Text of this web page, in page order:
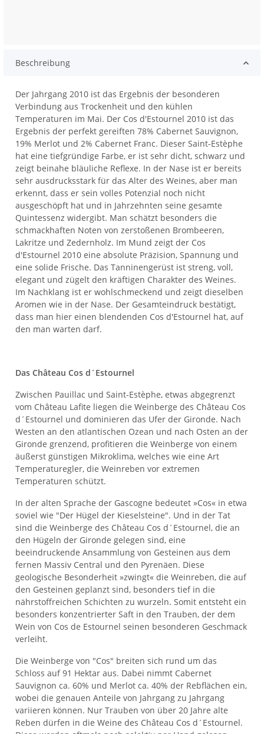
Beschreibung
Der Jahrgang 2010 ist das Ergebnis der besonderen
Verbindung aus Trockenheit und den kühlen
Temperaturen im Mai. Der Cos d'Estournel 2010 ist das
Ergebnis der perfekt gereiften 78% Cabernet Sauvignon,
19% Merlot und 2% Cabernet Franc. Dieser Saint-Estèphe
hat eine tiefgründige Farbe, er ist sehr dicht, schwarz und
zeigt beinahe bläuliche Reflexe. In der Nase ist er bereits
sehr ausdrucksstark für das Alter des Weines, aber man
erkennt, dass er sein volles Potenzial noch nicht
ausgeschöpft hat und in Jahrzehnten seine gesamte
Quintessenz widergibt. Man schätzt besonders die
schmackhaften Noten von zerstoßenen Brombeeren,
Lakritze und Zedernholz. Im Mund zeigt der Cos
d'Estournel 2010 eine absolute Präzision, Spannung und
eine solide Frische. Das Tanninengerüst ist streng, voll,
elegant und zügelt den kräftigen Charakter des Weines.
Im Nachklang ist er wohlschmeckend und zeigt dieselben
Aromen wie in der Nase. Der Gesamteindruck bestätigt,
dass man hier einen blendenden Cos d'Estournel hat, auf
den man warten darf.
Das Château Cos d´Estournel
Zwischen Pauillac und Saint-Estèphe, etwas abgegrenzt
vom Château Lafite liegen die Weinberge des Château Cos
d´Estournel und dominieren das Ufer der Gironde. Nach
Westen an den atlantischen Ozean und nach Osten an der
Gironde grenzend, profitieren die Weinberge von einem
äußerst günstigen Mikroklima, welches wie eine Art
Temperaturegler, die Weinreben vor extremen
Temperaturen schützt.
In der alten Sprache der Gascogne bedeutet »Cos« in etwa
soviel wie "Der Hügel der Kieselsteine". Und in der Tat
sind die Weinberge des Château Cos d´Estournel, die an
den Hügeln der Gironde gelegen sind, eine
beeindruckende Ansammlung von Gesteinen aus dem
fernen Massiv Central und den Pyrenäen. Diese
geologische Besonderheit »zwingt« die Weinreben, die auf
den Gesteinen geplanzt sind, besonders tief in die
nährstoffreichen Schichten zu wurzeln. Somit entsteht ein
besonders konzentrierter Saft in den Trauben, der dem
Wein von Cos de Estournel seinen besonderen Geschmack
verleiht.
Die Weinberge von "Cos" breiten sich rund um das
Schloss auf 91 Hektar aus. Dabei nimmt Cabernet
Sauvignon ca. 60% und Merlot ca. 40% der Rebflächen ein,
wobei die genauen Anteile von Jahrgang zu Jahrgang
variieren können. Nur Trauben von über 20 Jahre alte
Reben dürfen in die Weine des Château Cos d´Estournel.